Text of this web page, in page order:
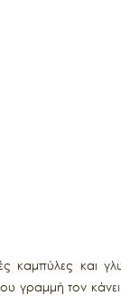
καμπύλες και
γραμμή τον